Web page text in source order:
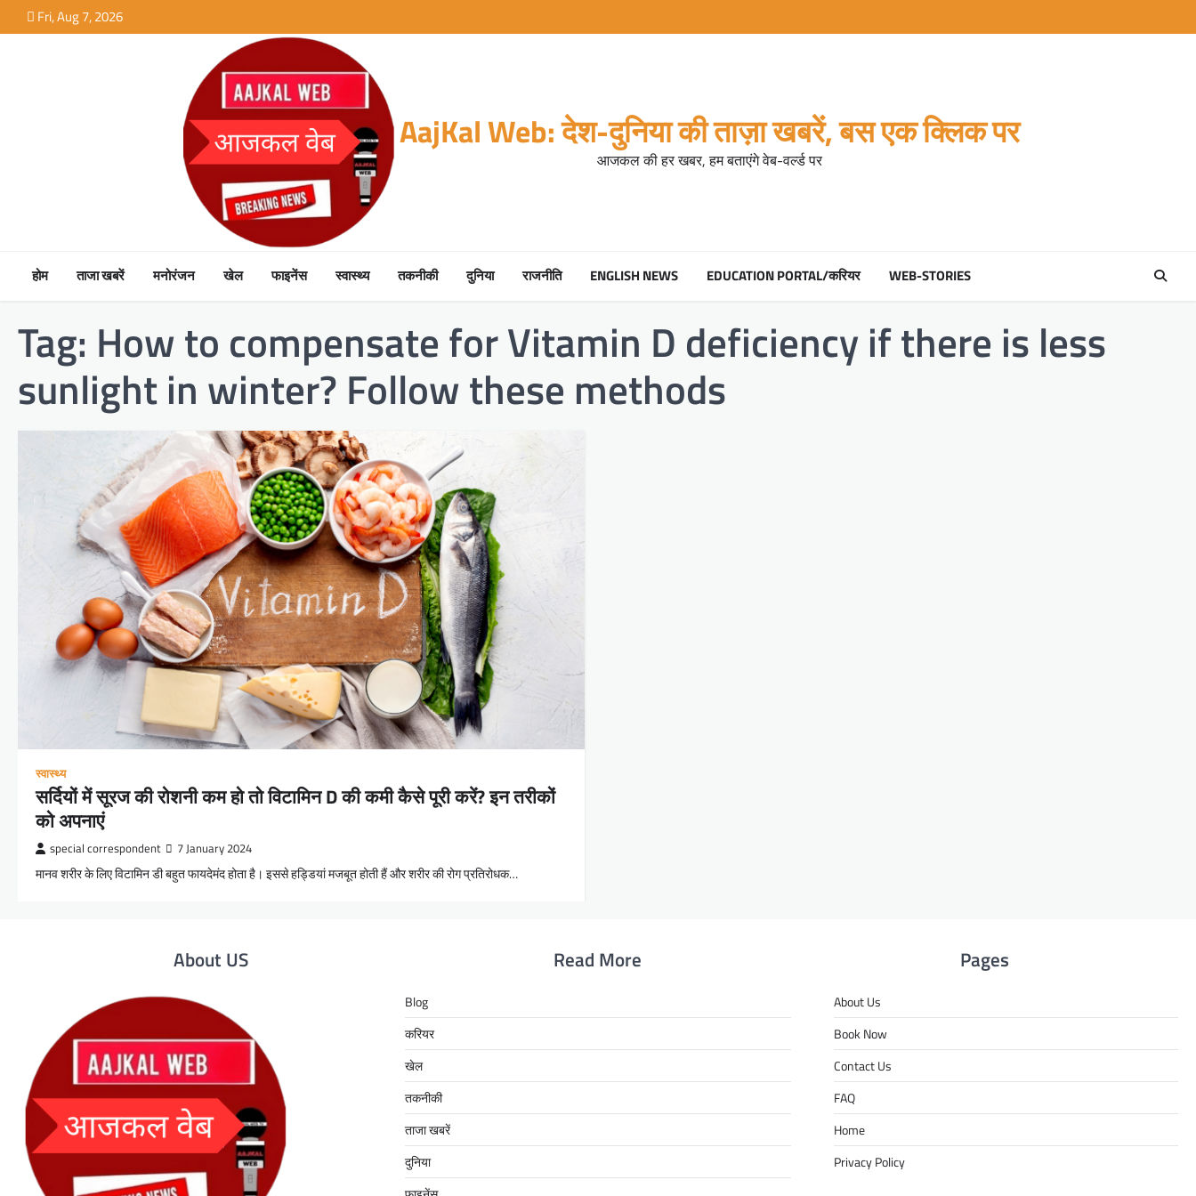
to
Fri, Aug 7, 2026
AajKal Web: देश-दुनिया की ताज़ा खबरें, बस एक क्लिक पर
आजकल की हर खबर, हम बताएंगे वेब-वर्ल्ड पर
होम ताजा खबरें मनोरंजन खेल फाइनेंस स्वास्थ्य तकनीकी दुनिया राजनीति ENGLISH NEWS EDUCATION PORTAL/करियर WEB-STORIES
Tag: How to compensate for Vitamin D deficiency if there is less
sunlight in winter? Follow these methods
स्वास्थ्य
सर्दियों में सूरज की रोशनी कम हो तो विटामिन D की कमी कैसे पूरी करें? इन तरीकों
को अपनाएं
special correspondent 7 January 2024
मानव शरीर के लिए विटामिन डी बहुत फायदेमंद होता है। इससे हड्डियां मजबूत होती हैं और शरीर की रोग प्रतिरोधक…
About US Read More
Blog
करियर
खेल
तकनीकी
ताजा खबरें
दुनिया
Pages
About Us
Book Now
Contact Us
FAQ
Home
Privacy Policy